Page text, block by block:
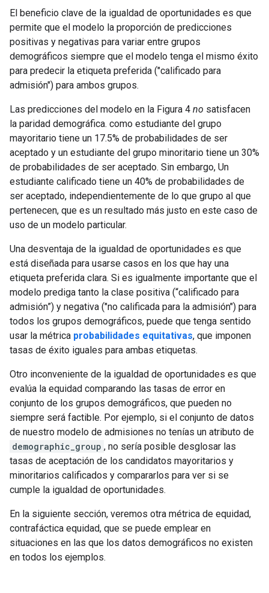
El beneficio clave de la igualdad de oportunidades es que
permite que el modelo la proporción de predicciones
positivas y negativas para variar entre grupos
demográficos siempre que el modelo tenga el mismo éxito
para predecir la etiqueta preferida ("calificado para
admisión") para ambos grupos.
Las predicciones del modelo en la Figura 4 no satisfacen
la paridad demográfica. como estudiante del grupo
mayoritario tiene un 17.5% de probabilidades de ser
aceptado y un estudiante del grupo minoritario tiene un 30%
de probabilidades de ser aceptado. Sin embargo, Un
estudiante calificado tiene un 40% de probabilidades de
ser aceptado, independientemente de lo que grupo al que
pertenecen, que es un resultado más justo en este caso de
uso de un modelo particular.
Una desventaja de la igualdad de oportunidades es que
está diseñada para usarse casos en los que hay una
etiqueta preferida clara. Si es igualmente importante que el
modelo prediga tanto la clase positiva (“calificado para
admisión”) y negativa ("no calificada para la admisión") para
todos los grupos demográficos, puede que tenga sentido
usar la métrica probabilidades equitativas, que imponen
tasas de éxito iguales para ambas etiquetas.
Otro inconveniente de la igualdad de oportunidades es que
evalúa la equidad comparando las tasas de error en
conjunto de los grupos demográficos, que pueden no
siempre será factible. Por ejemplo, si el conjunto de datos
de nuestro modelo de admisiones no tenías un atributo de
demographic_group , no sería posible desglosar las
tasas de aceptación de los candidatos mayoritarios y
minoritarios calificados y compararlos para ver si se
cumple la igualdad de oportunidades.
En la siguiente sección, veremos otra métrica de equidad,
contrafáctica equidad, que se puede emplear en
situaciones en las que los datos demográficos no existen
en todos los ejemplos.